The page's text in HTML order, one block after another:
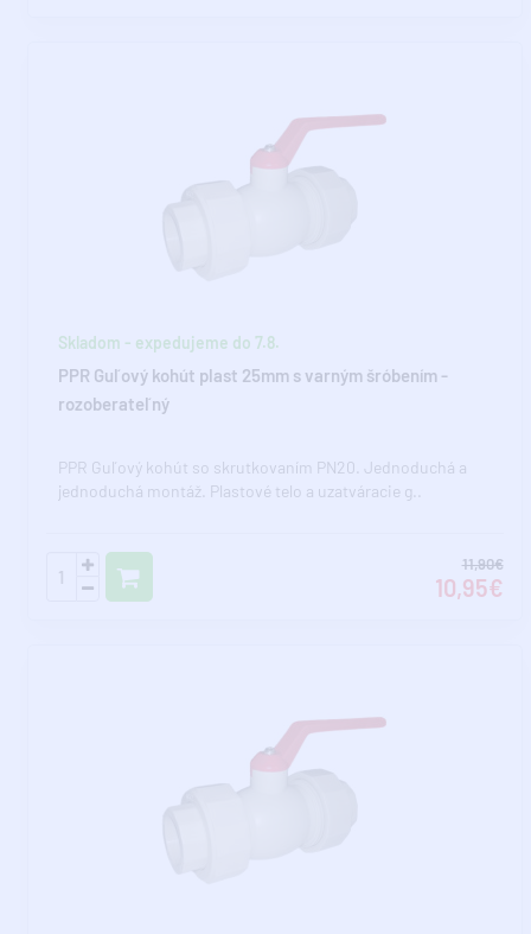
Skladom - expedujeme do 7.8.
PPR Guľový kohút plast 25mm s varným šróbením -
rozoberateľný
PPR Guľový kohút so skrutkovaním PN20. Jednoduchá a
jednoduchá montáž. Plastové telo a uzatváracie g..
11,90€
10,95€